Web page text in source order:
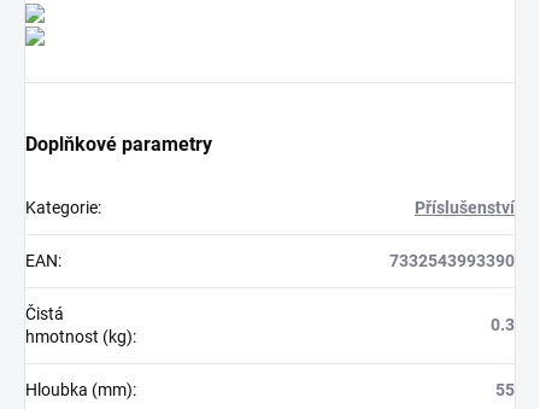
Doplňkové parametry
Kategorie: Příslušenství
EAN: 7332543993390
Čistá
hmotnost (kg):
0.3
Hloubka (mm): 55